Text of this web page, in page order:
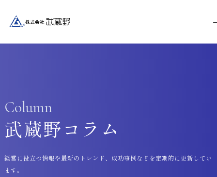
Column
武蔵野コラム
経営に役立つ情報や最新のトレンド、成功事例などを定期的に更新してい
ます。